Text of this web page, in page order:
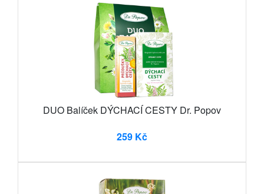
DUO Balíček DÝCHACÍ CESTY Dr. Popov
259 Kč